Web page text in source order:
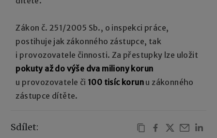
Zákon č. 251/2005 Sb., o inspekci práce,
postihuje jak zákonného zástupce, tak
i provozovatele činnosti. Za přestupky lze uložit
pokuty až do výše dva miliony korun
u provozovatele či 100 tisíc korun u zákonného
zástupce dítěte.
Sdílet: